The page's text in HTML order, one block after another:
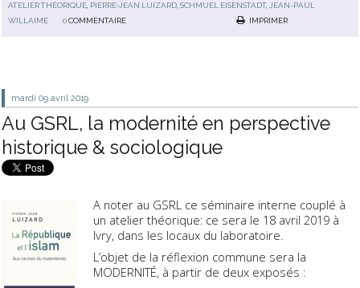
ATELIER THÉORIQUE, PIERRE-JEAN LUIZARD,SCHMUEL EISENSTADT,JEAN-PAUL
WILLAIME
0 COMMENTAIRE IMPRIMER
mardi 09 avril 2019
Au GSRL, la modernité en perspective
historique & sociologique
A noter au GSRL ce séminaire interne couplé à
un atelier théorique: ce sera le 18 avril 2019 à
Ivry, dans les locaux du laboratoire.
L’objet de la réflexion commune sera la
MODERNITÉ, à partir de deux exposés :